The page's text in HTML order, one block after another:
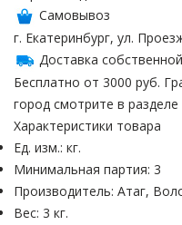
Самовывоз
г. Екатеринбург, ул.
Доставка
Бесплатно от 3000 руб.
город смотрите в разделе
Характеристики товара
Ед. изм.: кг.
Минимальная партия: 3
Производитель: Атаг,
Вес: 3 кг.